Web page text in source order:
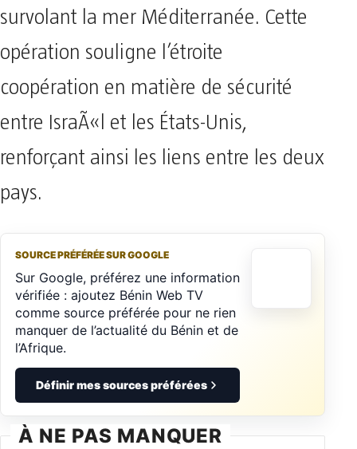
survolant la mer Méditerranée. Cette
opération souligne l’étroite
coopération en matière de sécurité
entre IsraÃ«l et les États-Unis,
renforçant ainsi les liens entre les deux
pays.
SOURCE PRÉFÉRÉE SUR GOOGLE
Sur Google, préférez une information
vérifiée : ajoutez Bénin Web TV
comme source préférée pour ne rien
manquer de l’actualité du Bénin et de
l’Afrique.
Définir mes sources préférées
À NE PAS MANQUER